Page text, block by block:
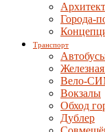
Города-
Транспорт
Вело-
Вокзалы
Обход
Дублер